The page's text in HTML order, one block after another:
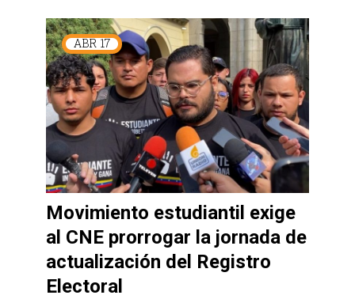
ABR 17
Movimiento estudiantil exige
al CNE prorrogar la jornada de
actualización del Registro
Electoral